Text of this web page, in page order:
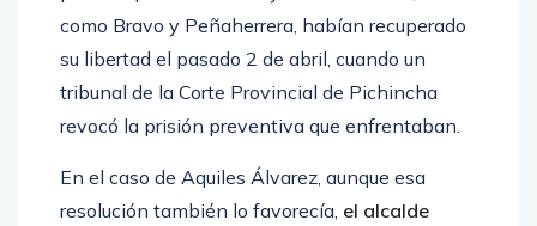
como Bravo y Peñaherrera, habían recuperado
su libertad el pasado 2 de abril, cuando un
tribunal de la Corte Provincial de Pichincha
revocó la prisión preventiva que enfrentaban.
En el caso de Aquiles Álvarez, aunque esa
resolución también lo favorecía, el alcalde